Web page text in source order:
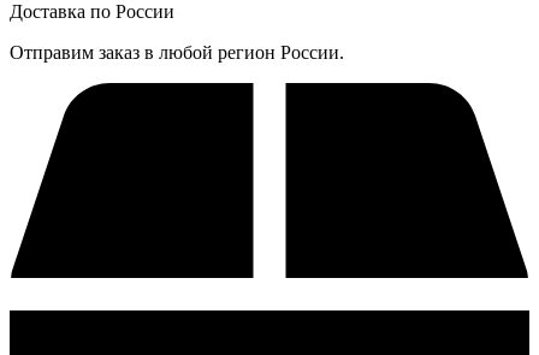
Доставка по России
Отправим заказ в любой регион России.